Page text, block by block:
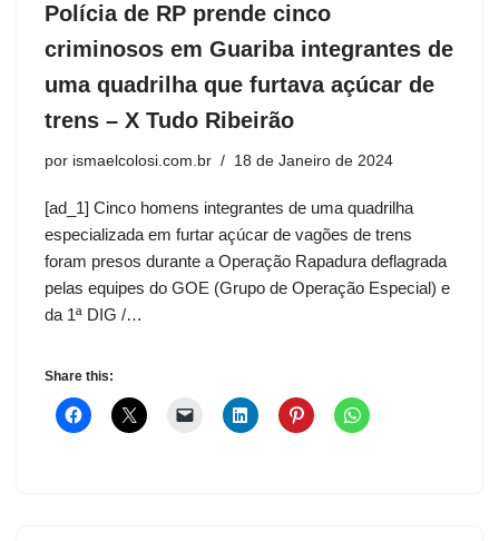
Polícia de RP prende cinco
criminosos em Guariba integrantes de
uma quadrilha que furtava açúcar de
trens – X Tudo Ribeirão
por ismaelcolosi.com.br 18 de Janeiro de 2024
[ad_1] Cinco homens integrantes de uma quadrilha
especializada em furtar açúcar de vagões de trens
foram presos durante a Operação Rapadura deflagrada
pelas equipes do GOE (Grupo de Operação Especial) e
da 1ª DIG /…
Share this: